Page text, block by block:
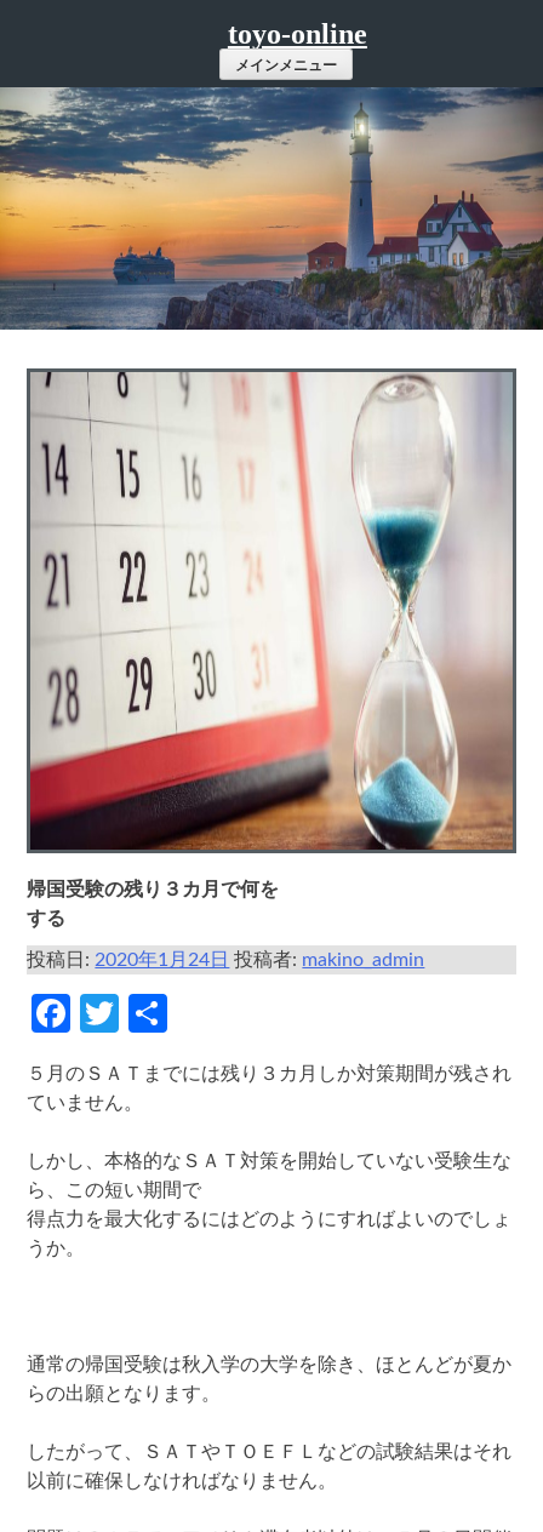
ツ
へ
ス
キ
ッ
プ
toyo-online
メインメニュー
帰国受験の残り３カ月で何を
する
投稿日:2020年1月24日 投稿者: makino_admin
Facebook
Twitter
５月のＳＡＴまでには残り３カ月しか対策期間が残され
ていません。
しかし、本格的なＳＡＴ対策を開始していない受験生な
ら、この短い期間で
得点力を最大化するにはどのようにすればよいのでしょ
うか。
通常の帰国受験は秋入学の大学を除き、ほとんどが夏か
らの出願となります。
したがって、ＳＡＴやＴＯＥＦＬなどの試験結果はそれ
以前に確保しなければなりません。